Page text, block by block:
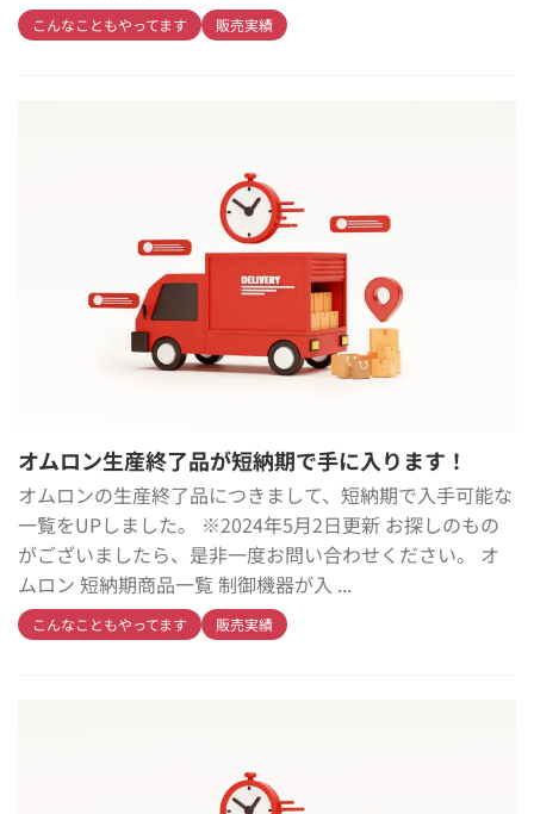
こんなこともやってます 販売実績
オムロン生産終了品が短納期で手に入ります！
オムロンの生産終了品につきまして、短納期で入手可能な
一覧をUPしました。 ※2024年5月2日更新 お探しのもの
がございましたら、是非一度お問い合わせください。 オ
ムロン 短納期商品一覧 制御機器が入 ...
こんなこともやってます 販売実績